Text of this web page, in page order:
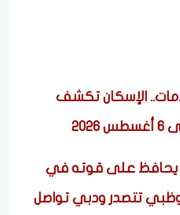
الإسكان تكشف
يحافظ على قوته في
من 2026.. وأبوظبي تتصدر ودبي تواصل